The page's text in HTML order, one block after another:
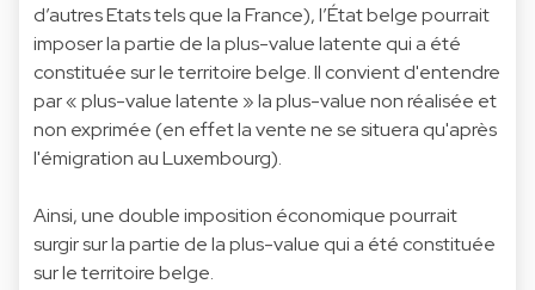
d’autres Etats tels que la France), l’État belge pourrait
imposer la partie de la plus-value latente qui a été
constituée sur le territoire belge. Il convient d'entendre
par « plus-value latente » la plus-value non réalisée et
non exprimée (en effet la vente ne se situera qu'après
l'émigration au Luxembourg).
Ainsi, une double imposition économique pourrait
surgir sur la partie de la plus-value qui a été constituée
sur le territoire belge.